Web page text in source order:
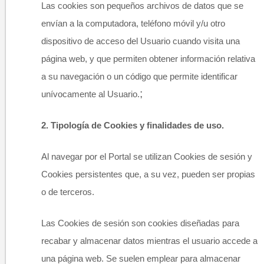
Las cookies son pequeños archivos de datos que se
envían a la computadora, teléfono móvil y/u otro
dispositivo de acceso del Usuario cuando visita una
página web, y que permiten obtener información relativa
a su navegación o un código que permite identificar
unívocamente al Usuario.​;
2. Tipología de Cookies y finalidades de uso.
Al navegar por el Portal se utilizan Cookies de sesión y
Cookies persistentes que, a su vez, pueden ser propias
o de terceros.
Las Cookies de sesión son cookies diseñadas para
recabar y almacenar datos mientras el usuario accede a
una página web. Se suelen emplear para almacenar